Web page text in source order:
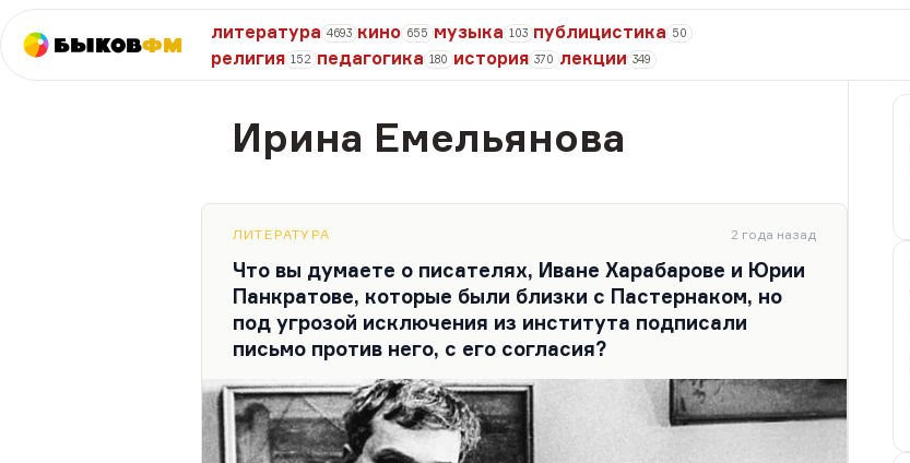
БыковФМ
литература 4693 кино 655 музыка 103 публицистика 50
религия 152 педагогика 180 история 370 лекции 349
Ирина Емельянова
ЛИТЕРАТУРА 2 года назад
Что вы думаете о писателях, Иване Харабарове и Юрии
Панкратове, которые были близки с Пастернаком, но
под угрозой исключения из института подписали
письмо против него, с его согласия?